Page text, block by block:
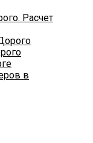
Расчет
в